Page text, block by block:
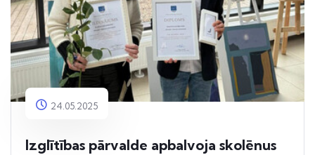
24.05.2025
Izglītības pārvalde apbalvoja skolēnus